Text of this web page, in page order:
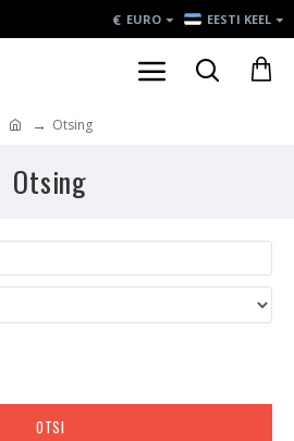
€ EURO EESTI KEEL
Otsing
Otsing
OTSI